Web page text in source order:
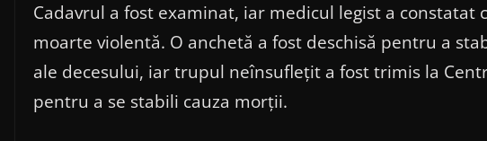
Cadavrul a fost examinat, iar medicul legist a constatat
moarte violentă. O anchetă a fost deschisă pentru a
ale decesului, iar trupul neînsuflețit a fost trimis la
pentru a se stabili cauza morții.